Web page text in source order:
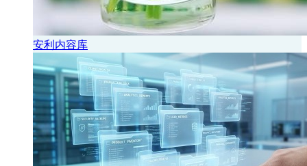
安利内容库